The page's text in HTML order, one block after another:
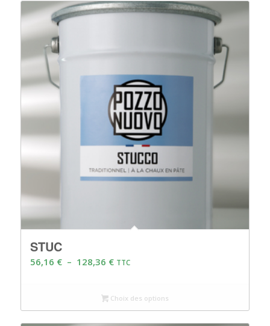
STUC
56,16 € – 128,36 €Plage
56,16 €
TTC
Choix des options